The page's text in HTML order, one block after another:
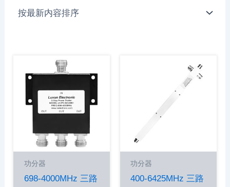
功分器
698-4000MHz 三路
功分器
400-6425MHz 三路